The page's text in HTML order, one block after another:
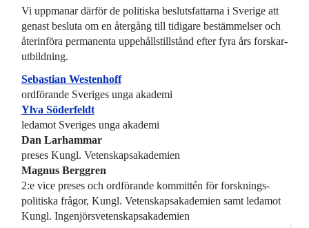
Vi uppmanar därför de politiska besluts­fattarna i Sverige att
genast besluta om en återgång till tidigare bestämmelser och
återinföra permanenta uppehålls­tillstånd efter fyra års forskar­
utbildning.
Sebastian Westenhoff
ordförande Sveriges unga akademi
Ylva Söderfeldt
ledamot Sveriges unga akademi
Dan Larhammar
preses Kungl. Vetenskaps­akademien
Magnus Berggren
2:e vice preses och ordförande kommittén för forsknings­
politiska frågor, Kungl. Vetenskaps­akademien samt ledamot
Kungl. Ingenjörs­vetenskaps­akademien